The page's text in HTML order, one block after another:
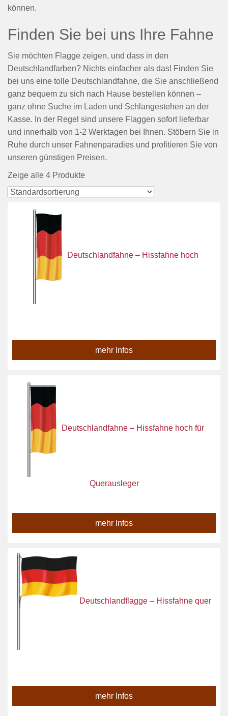
können.
Finden Sie bei uns Ihre Fahne
Sie möchten Flagge zeigen, und dass in den
Deutschlandfarben? Nichts einfacher als das! Finden Sie
bei uns eine tolle Deutschlandfahne, die Sie anschließend
ganz bequem zu sich nach Hause bestellen können –
ganz ohne Suche im Laden und Schlangestehen an der
Kasse. In der Regel sind unsere Flaggen sofort lieferbar
und innerhalb von 1-2 Werktagen bei Ihnen. Stöbern Sie in
Ruhe durch unser Fahnenparadies und profitieren Sie von
unseren günstigen Preisen.
Zeige alle 4 Produkte
Deutschlandfahne – Hissfahne hoch
mehr Infos
Deutschlandfahne – Hissfahne hoch für
Querausleger
mehr Infos
Deutschlandflagge – Hissfahne quer
mehr Infos